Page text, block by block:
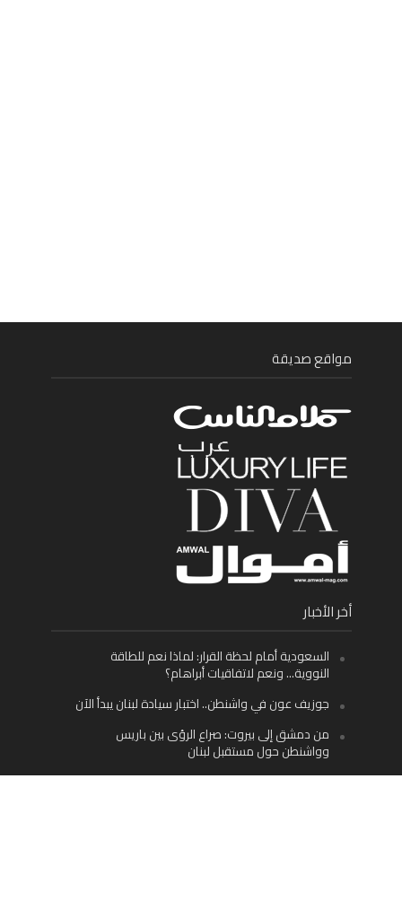
مواقع صديقة
أخر الأخبار
السعودية أمام لحظة القرار: لماذا نعم للطاقة
النووية… ونعم لاتفاقيات أبراهام؟
جوزيف عون في واشنطن.. اختبار سيادة لبنان يبدأ الآن
من دمشق إلى بيروت: صراع الرؤى بين باريس
وواشنطن حول مستقبل لبنان
اليسار اللبناني «اليقظ» وسيادة الدولة: لماذا يُعدّ نزع